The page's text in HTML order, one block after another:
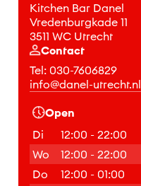
Kitchen Bar Danel
Vredenburgkade 11
3511 WC Utrecht
Contact
Tel: 030-7606829
info@danel-utrecht.nl
Open
Di
12:00 - 22:00
Wo
12:00 - 22:00
Do
12:00 - 01:00